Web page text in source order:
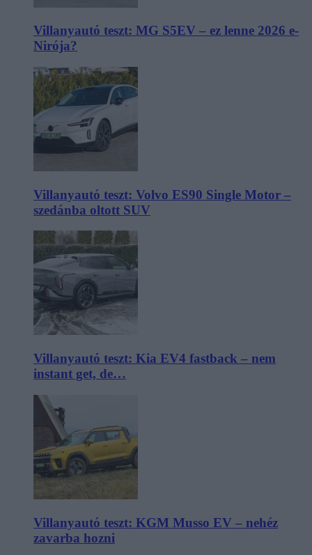
Villanyautó teszt: MG S5EV – ez lenne 2026 e-
Nirója?
Villanyautó teszt: Volvo ES90 Single Motor –
szedánba oltott SUV
Villanyautó teszt: Kia EV4 fastback – nem
instant get, de…
Villanyautó teszt: KGM Musso EV – nehéz
zavarba hozni